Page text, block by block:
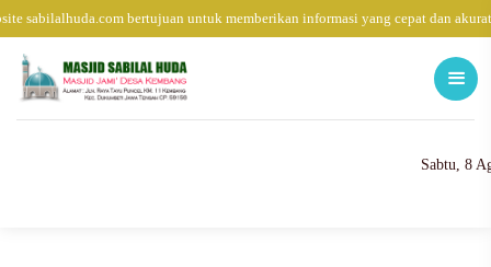
sabilalhuda.com bertujuan untuk memberikan informasi yang cepat dan
Sabtu, 8